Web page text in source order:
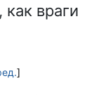
враги
]